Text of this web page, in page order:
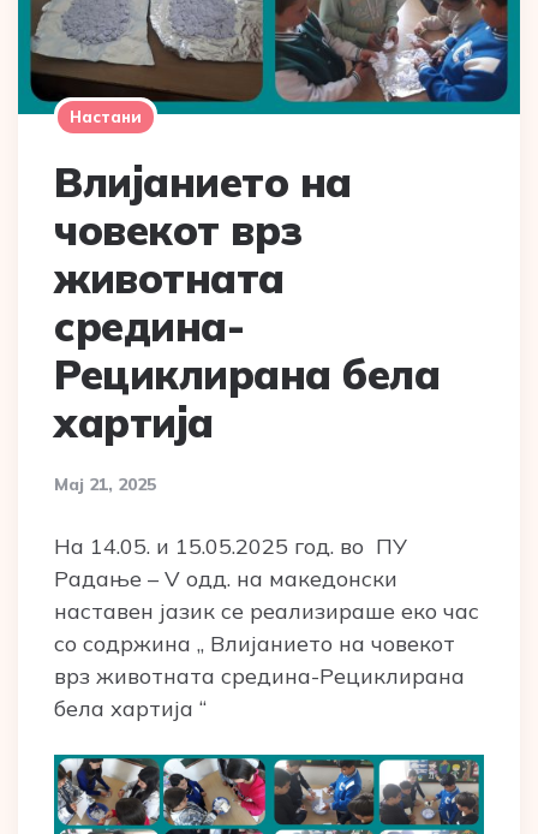
Настани
Влијанието на
човекот врз
животната
средина-
Рециклирана бела
хартија
Мај 21, 2025
На 14.05. и 15.05.2025 год. во ПУ
Радање – V одд. на македонски
наставен јазик се реализираше еко час
со содржина „ Влијанието на човекот
врз животната средина-Рециклирана
бела хартија “